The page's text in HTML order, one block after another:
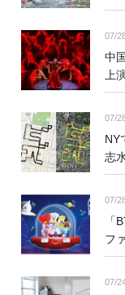
07/
中
上
07/
NY
志
07/
「
フ
07/